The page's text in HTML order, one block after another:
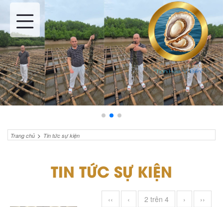
Trang chủ > Tin tức sự kiện
TIN TỨC SỰ KIỆN
‹‹ ‹ 2 trên 4 › ››